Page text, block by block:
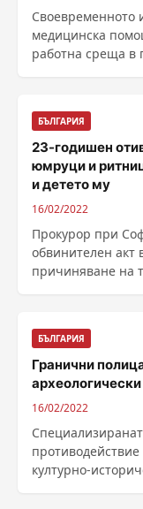
Своевременното
медицинска
работна среща в
БЪЛГАРИЯ
23-годишен
юмруци и
и детето му
16/02/2022
Прокурор при
обвинителен
причиняване на
БЪЛГАРИЯ
Гранични
16/02/2022
културно-